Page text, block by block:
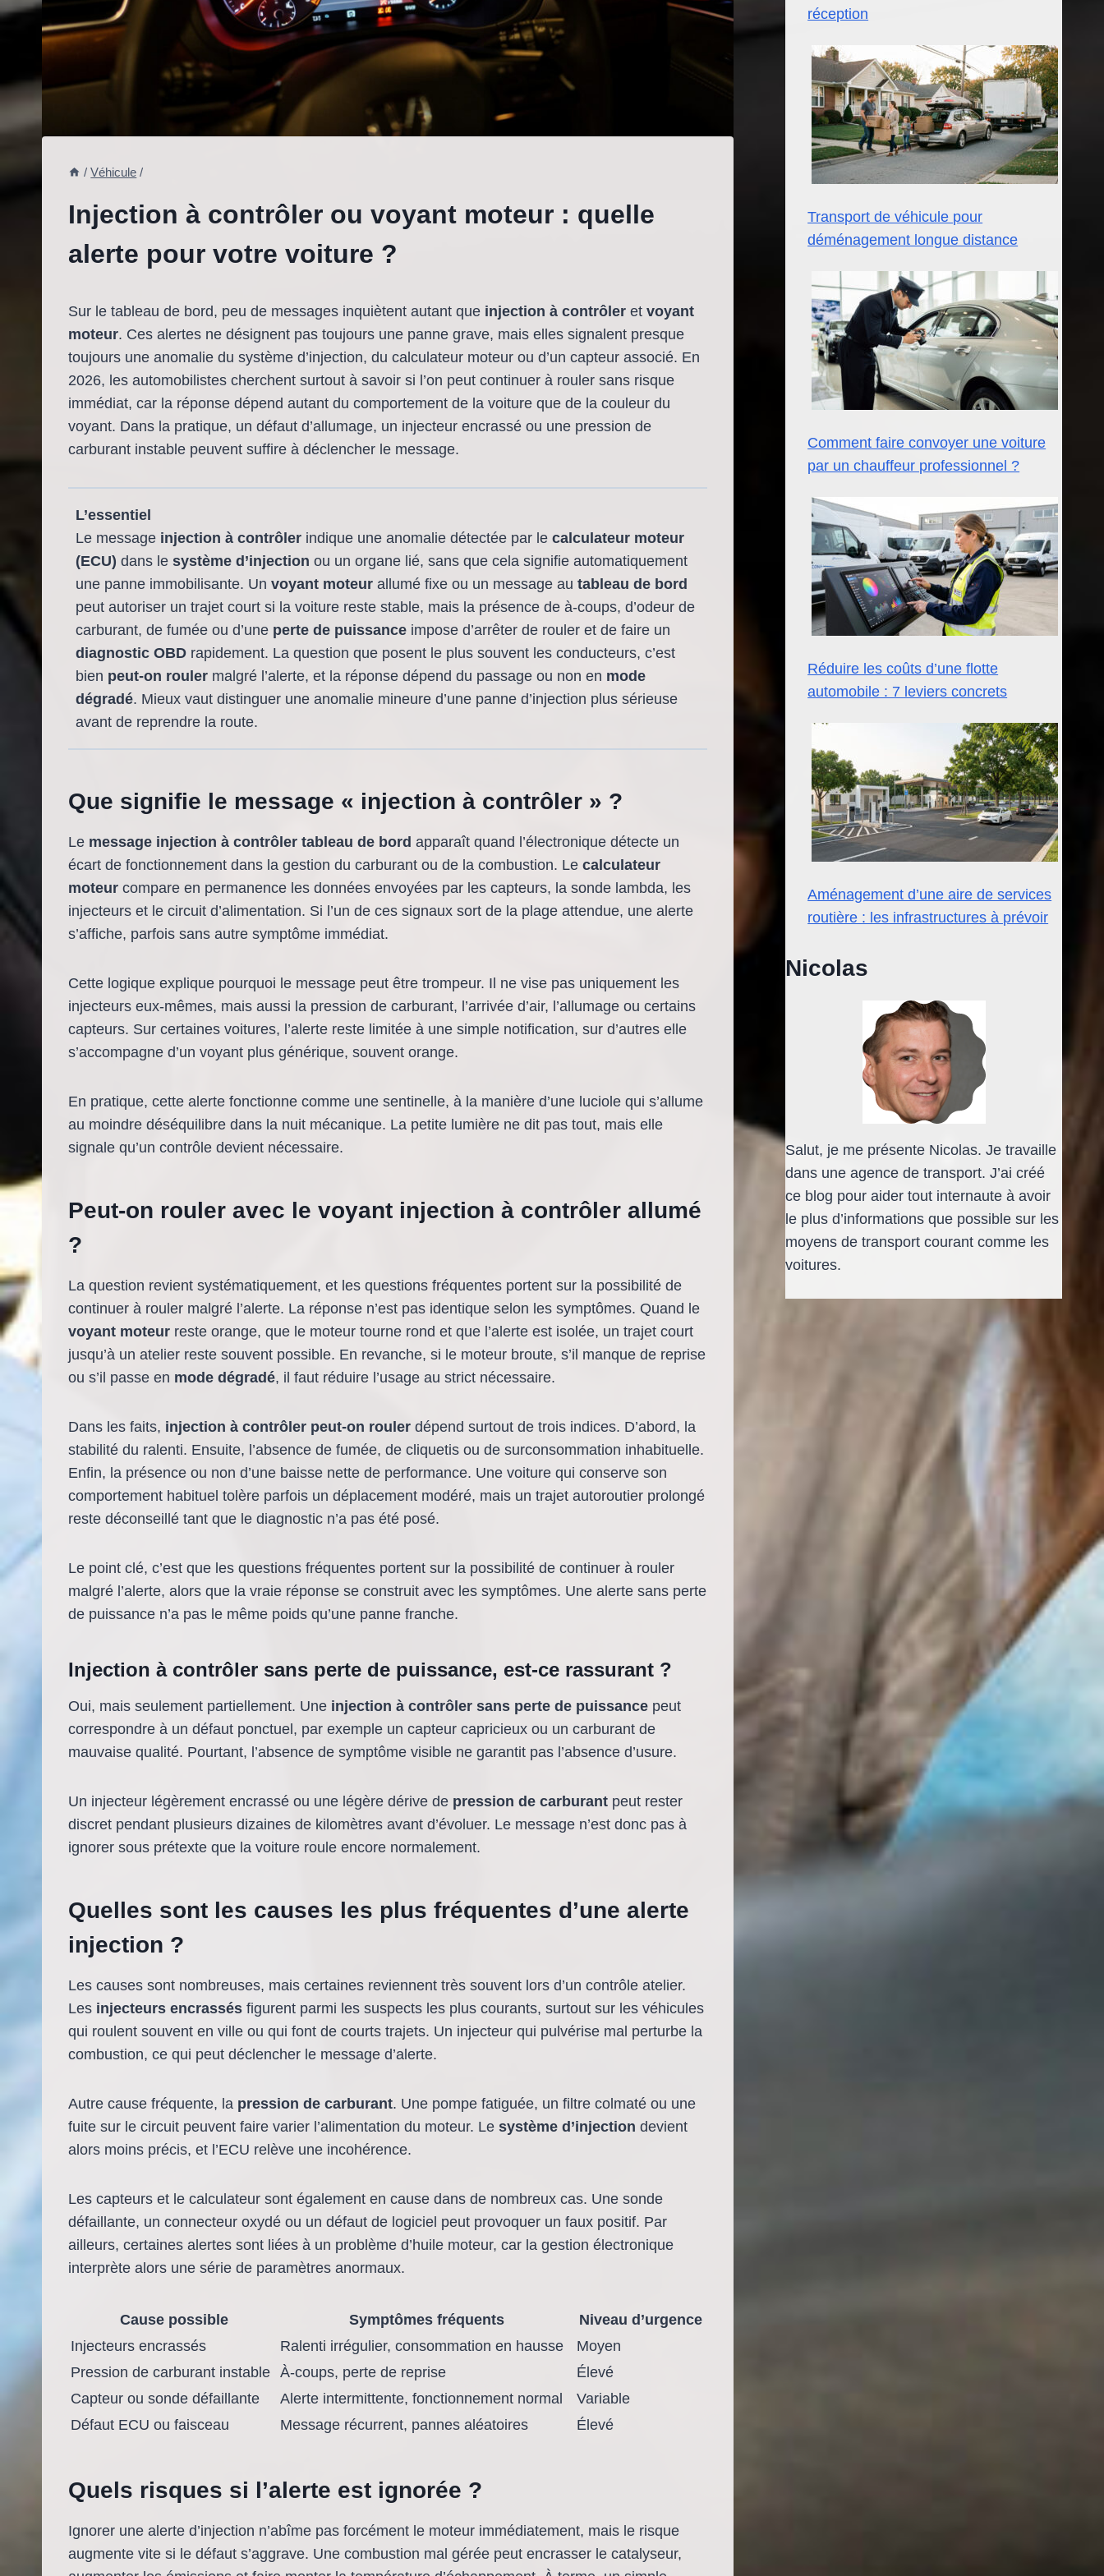
/ Véhicule /
Injection à contrôler ou voyant moteur : quelle
alerte pour votre voiture ?
Sur le tableau de bord, peu de messages inquiètent autant que injection à contrôler et voyant
moteur. Ces alertes ne désignent pas toujours une panne grave, mais elles signalent presque
toujours une anomalie du système d’injection, du calculateur moteur ou d’un capteur associé. En
2026, les automobilistes cherchent surtout à savoir si l’on peut continuer à rouler sans risque
immédiat, car la réponse dépend autant du comportement de la voiture que de la couleur du
voyant. Dans la pratique, un défaut d’allumage, un injecteur encrassé ou une pression de
carburant instable peuvent suffire à déclencher le message.
L’essentiel
Le message injection à contrôler indique une anomalie détectée par le calculateur moteur
(ECU) dans le système d’injection ou un organe lié, sans que cela signifie automatiquement
une panne immobilisante. Un voyant moteur allumé fixe ou un message au tableau de bord
peut autoriser un trajet court si la voiture reste stable, mais la présence de à-coups, d’odeur de
carburant, de fumée ou d’une perte de puissance impose d’arrêter de rouler et de faire un
diagnostic OBD rapidement. La question que posent le plus souvent les conducteurs, c’est
bien peut-on rouler malgré l’alerte, et la réponse dépend du passage ou non en mode
dégradé. Mieux vaut distinguer une anomalie mineure d’une panne d’injection plus sérieuse
avant de reprendre la route.
Que signifie le message « injection à contrôler » ?
Le message injection à contrôler tableau de bord apparaît quand l’électronique détecte un
écart de fonctionnement dans la gestion du carburant ou de la combustion. Le calculateur
moteur compare en permanence les données envoyées par les capteurs, la sonde lambda, les
injecteurs et le circuit d’alimentation. Si l’un de ces signaux sort de la plage attendue, une alerte
s’affiche, parfois sans autre symptôme immédiat.
Cette logique explique pourquoi le message peut être trompeur. Il ne vise pas uniquement les
injecteurs eux-mêmes, mais aussi la pression de carburant, l’arrivée d’air, l’allumage ou certains
capteurs. Sur certaines voitures, l’alerte reste limitée à une simple notification, sur d’autres elle
s’accompagne d’un voyant plus générique, souvent orange.
En pratique, cette alerte fonctionne comme une sentinelle, à la manière d’une luciole qui s’allume
au moindre déséquilibre dans la nuit mécanique. La petite lumière ne dit pas tout, mais elle
signale qu’un contrôle devient nécessaire.
Peut-on rouler avec le voyant injection à contrôler allumé
?
La question revient systématiquement, et les questions fréquentes portent sur la possibilité de
continuer à rouler malgré l’alerte. La réponse n’est pas identique selon les symptômes. Quand le
voyant moteur reste orange, que le moteur tourne rond et que l’alerte est isolée, un trajet court
jusqu’à un atelier reste souvent possible. En revanche, si le moteur broute, s’il manque de reprise
ou s’il passe en mode dégradé, il faut réduire l’usage au strict nécessaire.
Dans les faits, injection à contrôler peut-on rouler dépend surtout de trois indices. D’abord, la
stabilité du ralenti. Ensuite, l’absence de fumée, de cliquetis ou de surconsommation inhabituelle.
Enfin, la présence ou non d’une baisse nette de performance. Une voiture qui conserve son
comportement habituel tolère parfois un déplacement modéré, mais un trajet autoroutier prolongé
reste déconseillé tant que le diagnostic n’a pas été posé.
Le point clé, c’est que les questions fréquentes portent sur la possibilité de continuer à rouler
malgré l’alerte, alors que la vraie réponse se construit avec les symptômes. Une alerte sans perte
de puissance n’a pas le même poids qu’une panne franche.
Injection à contrôler sans perte de puissance, est-ce rassurant ?
Oui, mais seulement partiellement. Une injection à contrôler sans perte de puissance peut
correspondre à un défaut ponctuel, par exemple un capteur capricieux ou un carburant de
mauvaise qualité. Pourtant, l’absence de symptôme visible ne garantit pas l’absence d’usure.
Un injecteur légèrement encrassé ou une légère dérive de pression de carburant peut rester
discret pendant plusieurs dizaines de kilomètres avant d’évoluer. Le message n’est donc pas à
ignorer sous prétexte que la voiture roule encore normalement.
Quelles sont les causes les plus fréquentes d’une alerte
injection ?
Les causes sont nombreuses, mais certaines reviennent très souvent lors d’un contrôle atelier.
Les injecteurs encrassés figurent parmi les suspects les plus courants, surtout sur les véhicules
qui roulent souvent en ville ou qui font de courts trajets. Un injecteur qui pulvérise mal perturbe la
combustion, ce qui peut déclencher le message d’alerte.
Autre cause fréquente, la pression de carburant. Une pompe fatiguée, un filtre colmaté ou une
fuite sur le circuit peuvent faire varier l’alimentation du moteur. Le système d’injection devient
alors moins précis, et l’ECU relève une incohérence.
Les capteurs et le calculateur sont également en cause dans de nombreux cas. Une sonde
défaillante, un connecteur oxydé ou un défaut de logiciel peut provoquer un faux positif. Par
ailleurs, certaines alertes sont liées à un problème d’huile moteur, car la gestion électronique
interprète alors une série de paramètres anormaux.
Cause possible Symptômes fréquents
Niveau d’urgence
Injecteurs encrassés
Ralenti irrégulier, consommation en hausse
Moyen
Pression de carburant instable À-coups, perte de reprise
Élevé
Capteur ou sonde défaillante
Alerte intermittente, fonctionnement normal
Variable
Défaut ECU ou faisceau
Message récurrent, pannes aléatoires Élevé
Quels risques si l’alerte est ignorée ?
Ignorer une alerte d’injection n’abîme pas forcément le moteur immédiatement, mais le risque
augmente vite si le défaut s’aggrave. Une combustion mal gérée peut encrasser le catalyseur,
réception
Transport de véhicule pour
déménagement longue distance
Comment faire convoyer une voiture
par un chauffeur professionnel ?
Réduire les coûts d’une flotte
automobile : 7 leviers concrets
Aménagement d’une aire de services
routière : les infrastructures à prévoir
Nicolas
Salut, je me présente Nicolas. Je travaille
dans une agence de transport. J’ai créé
ce blog pour aider tout internaute à avoir
le plus d’informations que possible sur les
moyens de transport courant comme les
voitures.